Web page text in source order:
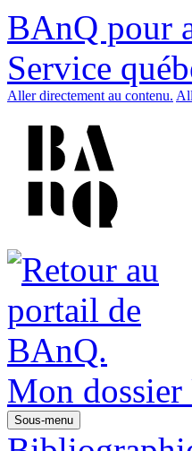
BAnQ pour
Service
Aller directement au contenu.
Mon dossier
Sous-menu